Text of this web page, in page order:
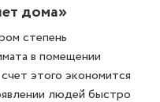
дома»
степень
в помещении
этого экономится
людей быстро